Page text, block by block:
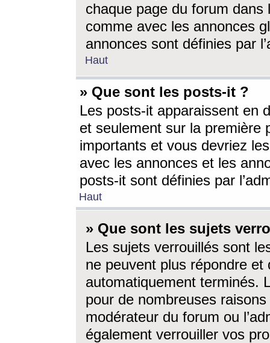
chaque page du forum dans
comme avec les annonces
annonces sont définies par
Haut
» Que sont les posts-it ?
Les posts-it apparaissent en
et seulement sur la première
importants et vous devriez
avec les annonces et les
posts-it sont définies par
Haut
» Que sont les sujets
Les sujets verrouillés sont
ne peuvent plus répondre
automatiquement terminés.
pour de nombreuses
modérateur du forum ou
également verrouiller vos